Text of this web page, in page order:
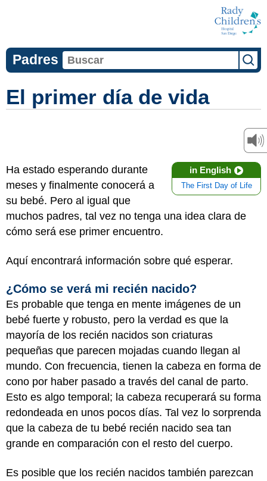
Padres
El primer día de vida
in English
The First Day of Life
Ha estado esperando durante
meses y finalmente conocerá a
su bebé. Pero al igual que
muchos padres, tal vez no tenga una idea clara de
cómo será ese primer encuentro.
Aquí encontrará información sobre qué esperar.
¿Cómo se verá mi recién nacido?
Es probable que tenga en mente imágenes de un
bebé fuerte y robusto, pero la verdad es que la
mayoría de los recién nacidos son criaturas
pequeñas que parecen mojadas cuando llegan al
mundo. Con frecuencia, tienen la cabeza en forma de
cono por haber pasado a través del canal de parto.
Esto es algo temporal; la cabeza recuperará su forma
redondeada en unos pocos días. Tal vez lo sorprenda
que la cabeza de tu bebé recién nacido sea tan
grande en comparación con el resto del cuerpo.
Es posible que los recién nacidos también parezcan